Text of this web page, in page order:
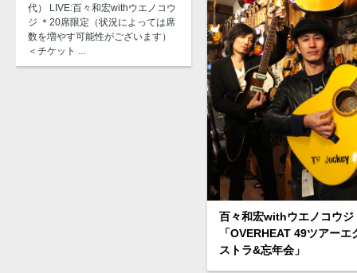
代） LIVE:百々和宏withウエノコウ
ジ ＊20席限定（状況によっては席
数を増やす可能性がございます）
＜チケット ...
百々和宏withウエノコウジ
「OVERHEAT 49ツアーエ
ストラ&忘年会」